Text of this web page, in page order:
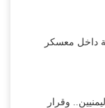
يوسّعان
تمهّد لإقالات
داخل معسكر
وقرار